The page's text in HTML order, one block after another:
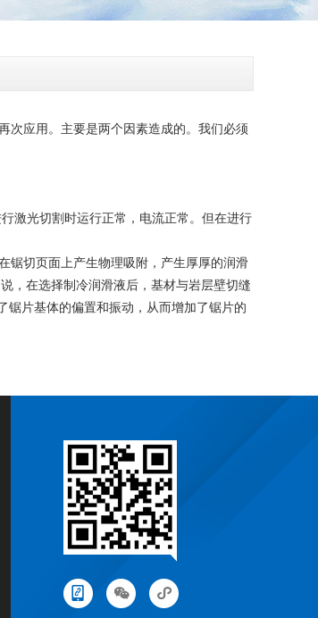
次应用。主要是两个因素造成的。我们必须
激光切割时运行正常，电流正常。但在进行
锯切页面上产生物理吸附，产生厚厚的润滑
，在选择制冷润滑液后，基材与岩层壁切缝
锯片基体的偏置和振动，从而增加了锯片的